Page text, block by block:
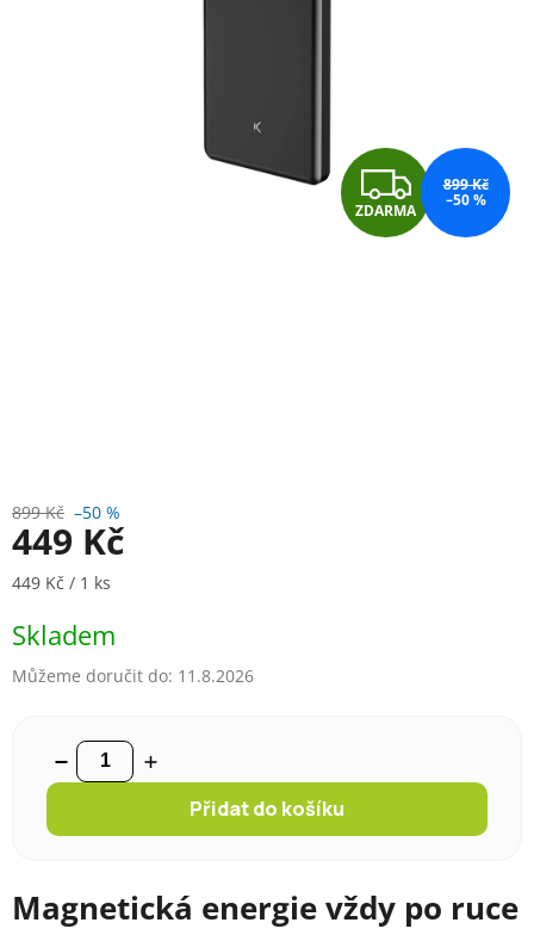
Z
D
ZDARMA
899 Kč
–50 %
899 Kč –50 %
449 Kč
Měrná cena:
449 Kč / 1 ks
Skladem
Můžeme doručit do: 11.8.2026
Přidat do košíku
Magnetická energie vždy po ruce